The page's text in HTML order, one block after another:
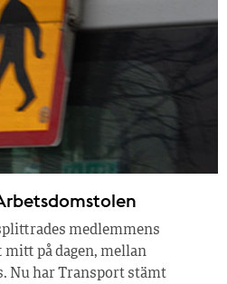
medlemmens
mitt på dagen, mellan
Nu har Transport stämt